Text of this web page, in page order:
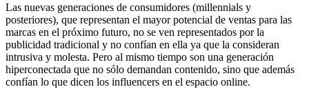
Las nuevas generaciones de consumidores (millennials y
posteriores), que representan el mayor potencial de ventas para las
marcas en el próximo futuro, no se ven representados por la
publicidad tradicional y no confían en ella ya que la consideran
intrusiva y molesta. Pero al mismo tiempo son una generación
hiperconectada que no sólo demandan contenido, sino que además
confían lo que dicen los influencers en el espacio online.